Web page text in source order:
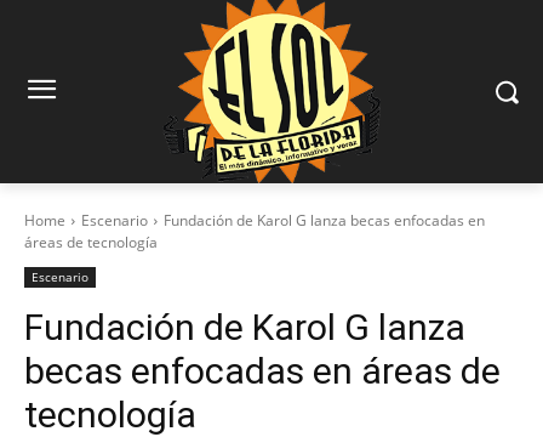
Home Escenario
Fundación de Karol G lanza becas enfocadas en
áreas de tecnología
Escenario
Fundación de Karol G lanza
becas enfocadas en áreas de
tecnología